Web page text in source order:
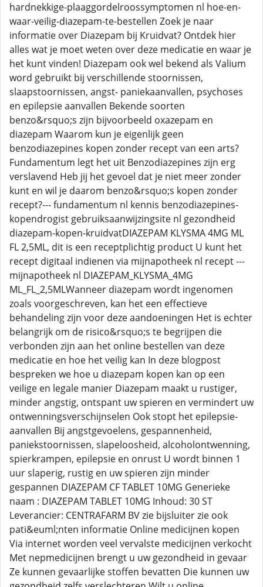
hardnekkige-plaaggordelroossymptomen nl hoe-en-
waar-veilig-diazepam-te-bestellen Zoek je naar
informatie over Diazepam bij Kruidvat? Ontdek hier
alles wat je moet weten over deze medicatie en waar je
het kunt vinden! Diazepam ook wel bekend als Valium
word gebruikt bij verschillende stoornissen,
slaapstoornissen, angst- paniekaanvallen, psychoses
en epilepsie aanvallen Bekende soorten
benzo&rsquo;s zijn bijvoorbeeld oxazepam en
diazepam Waarom kun je eigenlijk geen
benzodiazepines kopen zonder recept van een arts?
Fundamentum legt het uit Benzodiazepines zijn erg
verslavend Heb jij het gevoel dat je niet meer zonder
kunt en wil je daarom benzo&rsquo;s kopen zonder
recept?--- fundamentum nl kennis benzodiazepines-
kopendrogist gebruiksaanwijzingsite nl gezondheid
diazepam-kopen-kruidvatDIAZEPAM KLYSMA 4MG ML
FL 2,5ML, dit is een receptplichtig product U kunt het
recept digitaal indienen via mijnapotheek nl recept ---
mijnapotheek nl DIAZEPAM_KLYSMA_4MG
ML_FL_2,5MLWanneer diazepam wordt ingenomen
zoals voorgeschreven, kan het een effectieve
behandeling zijn voor deze aandoeningen Het is echter
belangrijk om de risico&rsquo;s te begrijpen die
verbonden zijn aan het online bestellen van deze
medicatie en hoe het veilig kan In deze blogpost
bespreken we hoe u diazepam kopen kan op een
veilige en legale manier Diazepam maakt u rustiger,
minder angstig, ontspant uw spieren en vermindert uw
ontwenningsverschijnselen Ook stopt het epilepsie-
aanvallen Bij angstgevoelens, gespannenheid,
paniekstoornissen, slapeloosheid, alcoholontwenning,
spierkrampen, epilepsie en onrust U wordt binnen 1
uur slaperig, rustig en uw spieren zijn minder
gespannen DIAZEPAM CF TABLET 10MG Generieke
naam : DIAZEPAM TABLET 10MG Inhoud: 30 ST
Leverancier: CENTRAFARM BV zie bijsluiter zie ook
pati&euml;nten informatie Online medicijnen kopen
Via internet worden veel vervalste medicijnen verkocht
Met nepmedicijnen brengt u uw gezondheid in gevaar
Ze kunnen gevaarlijke stoffen bevatten Die kunnen uw